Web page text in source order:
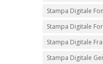
Stampa Digitale
Stampa Digitale
Stampa Digitale
Stampa Digitale